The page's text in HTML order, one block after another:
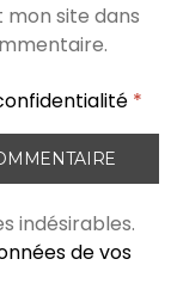
site dans
*
indésirables.
de vos